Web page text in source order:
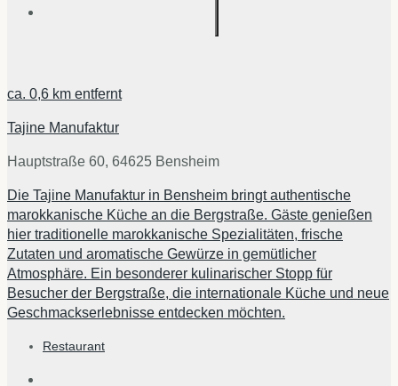
ca. 0,6 km entfernt
Tajine Manufaktur
Hauptstraße 60, 64625 Bensheim
Die Tajine Manufaktur in Bensheim bringt authentische
marokkanische Küche an die Bergstraße. Gäste genießen
hier traditionelle marokkanische Spezialitäten, frische
Zutaten und aromatische Gewürze in gemütlicher
Atmosphäre. Ein besonderer kulinarischer Stopp für
Besucher der Bergstraße, die internationale Küche und neue
Geschmackserlebnisse entdecken möchten.
Restaurant